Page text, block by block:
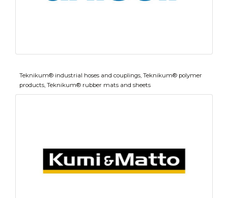
Teknikum® industrial hoses and couplings, Teknikum® polymer
products, Teknikum® rubber mats and sheets